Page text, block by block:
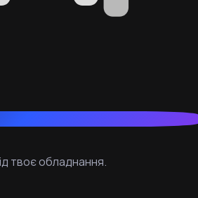
твоє обладнання.